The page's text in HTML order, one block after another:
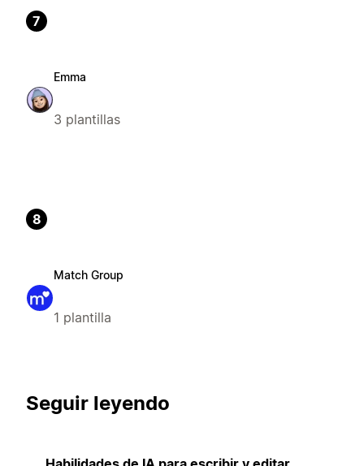
7
Emma
3 plantillas
8
Match Group
1 plantilla
Seguir leyendo